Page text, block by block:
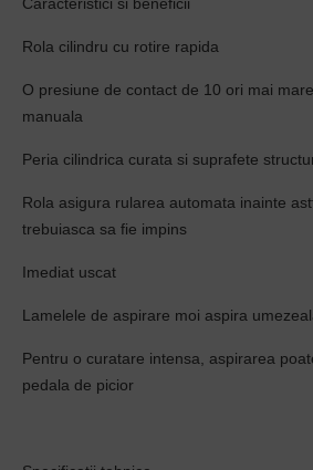
Rola cilindru cu rotire rapida
O presiune de contact de 10 ori mai
manuala
Peria cilindrica curata si suprafete
Rola asigura rularea automata inainte
trebuiasca sa fie impins
Imediat uscat
Lamelele de aspirare moi aspira
Pentru o curatare intensa, aspirarea
pedala de picior